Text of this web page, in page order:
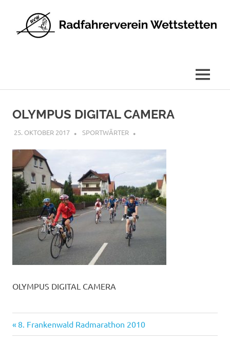
springen
MENÜ
OLYMPUS DIGITAL CAMERA
25. OKTOBER 2017 SPORTWÄRTER
OLYMPUS DIGITAL CAMERA
Beitragsnavigation
Vorheriger
Beitrag:
8. Frankenwald Radmarathon 2010